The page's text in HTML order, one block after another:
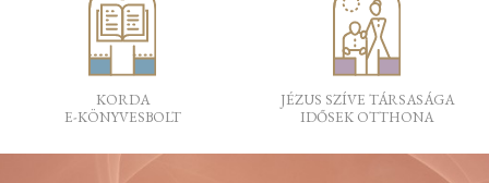
KORDA
E-KÖNYVESBOLT
JÉZUS SZÍVE TÁRSASÁGA
IDŐSEK OTTHONA